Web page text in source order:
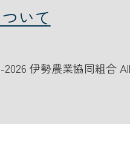
いて
2026 伊勢農業協同組合